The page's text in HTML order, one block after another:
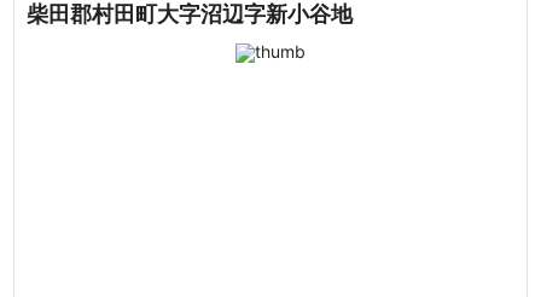
柴田郡村田町大字沼辺字新小谷地